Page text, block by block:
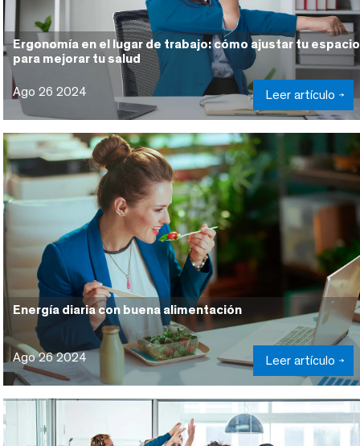
Ergonomía en el lugar de trabajo: cómo ajustar tu espacio
para mejorar tu salud
Ago 26 2024 Leer artículo
Energía diaria con buena alimentación
Ago 26 2024 Leer artículo